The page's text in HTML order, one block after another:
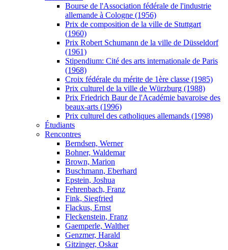
Bourse de l'Association fédérale de l'industrie
allemande à Cologne (1956)
Prix de composition de la ville de Stuttgart
(1960)
Prix Robert Schumann de la ville de Düsseldorf
(1961)
Stipendium: Cité des arts internationale de Paris
(1968)
Croix fédérale du mérite de 1ère classe (1985)
Prix culturel de la ville de Würzburg (1988)
Prix Friedrich Baur de l'Académie bavaroise des
beaux-arts (1996)
Prix culturel des catholiques allemands (1998)
Étudiants
Rencontres
Berndsen, Werner
Bohner, Waldemar
Brown, Marion
Buschmann, Eberhard
Epstein, Joshua
Fehrenbach, Franz
Fink, Siegfried
Flackus, Ernst
Fleckenstein, Franz
Gaemperle, Walther
Genzmer, Harald
Gitzinger, Oskar